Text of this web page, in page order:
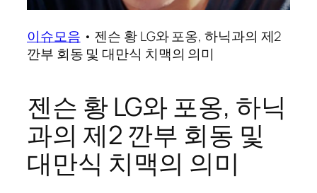
이슈모음 • 젠슨 황 LG와 포옹, 하닉과의 제2
깐부 회동 및 대만식 치맥의 의미
젠슨 황 LG와 포옹, 하닉
과의 제2 깐부 회동 및
대만식 치맥의 의미